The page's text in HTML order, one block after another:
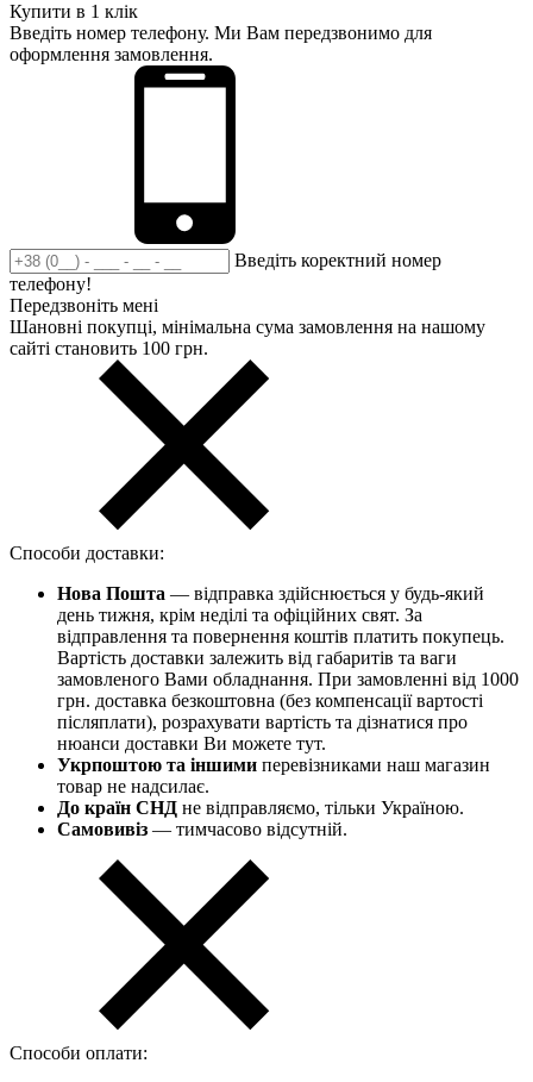
Купити в 1 клік
Введіть номер телефону. Ми Вам передзвонимо для
оформлення замовлення.
Введіть коректний номер
телефону!
Передзвоніть мені
Шановні покупці, мінімальна сума замовлення на нашому
сайті становить 100 грн.
Способи доставки:
Нова Пошта — відправка здійснюється у будь-який
день тижня, крім неділі та офіційних свят. За
відправлення та повернення коштів платить покупець.
Вартість доставки залежить від габаритів та ваги
замовленого Вами обладнання. При замовленні від 1000
грн. доставка безкоштовна (без компенсації вартості
післяплати), розрахувати вартість та дізнатися про
нюанси доставки Ви можете тут.
Укрпоштою та іншими перевізниками наш магазин
товар не надсилає.
До країн СНД не відправляємо, тільки Україною.
Самовивіз — тимчасово відсутній.
Способи оплати: